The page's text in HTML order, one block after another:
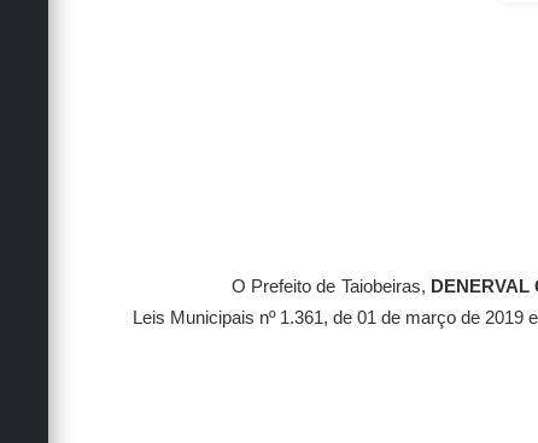
O Prefeito de Taiobeiras, DENERVAL
Leis Municipais nº 1.361, de 01 de março de 2019